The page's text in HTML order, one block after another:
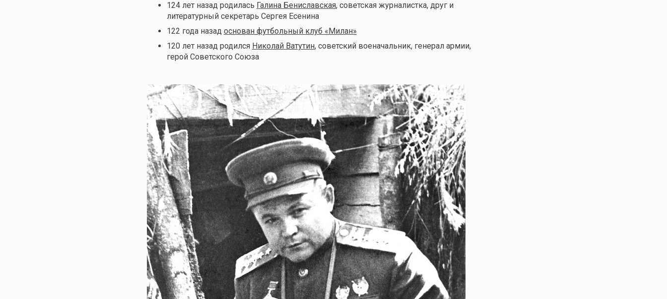
124 лет назад родилась Галина Бениславская, советская журналистка, друг и
литературный секретарь Сергея Есенина
122 года назад основан футбольный клуб «Милан»
120 лет назад родился Николай Ватутин, советский военачальник, генерал армии,
герой Советского Союза